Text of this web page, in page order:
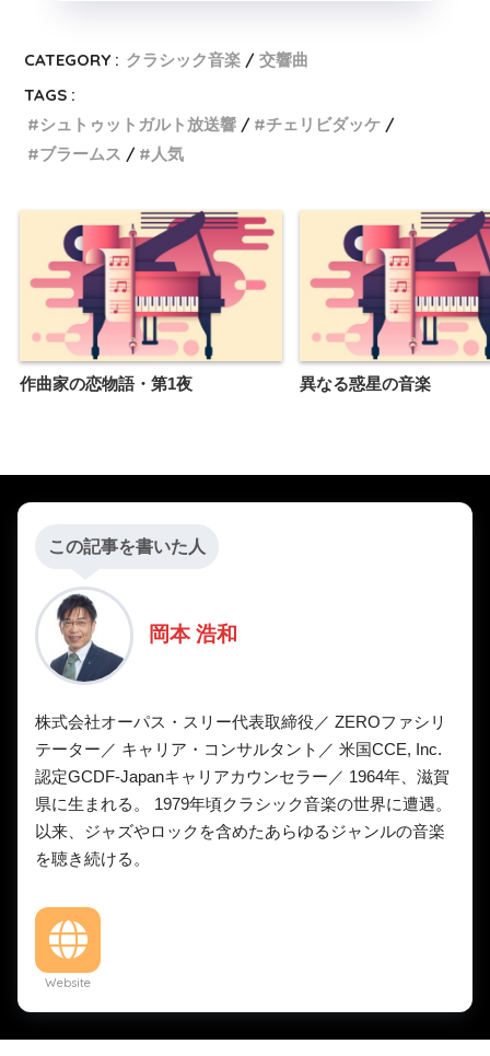
CATEGORY : クラシック音楽
交響曲
TAGS :
シュトゥットガルト放送響
チェリビダッケ
ブラームス
人気
作曲家の恋物語・第1夜 異なる惑星の音楽
この記事を書いた人
岡本 浩和
株式会社オーパス・スリー代表取締役／ ZEROファシリ
テーター／ キャリア・コンサルタント／ 米国CCE, Inc.
認定GCDF-Japanキャリアカウンセラー／ 1964年、滋賀
県に生まれる。 1979年頃クラシック音楽の世界に遭遇。
以来、ジャズやロックを含めたあらゆるジャンルの音楽
を聴き続ける。
Website